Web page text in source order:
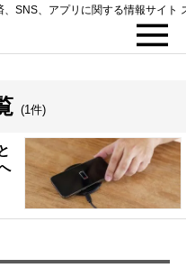
SNS、アプリに関する情報サイト
(1件)